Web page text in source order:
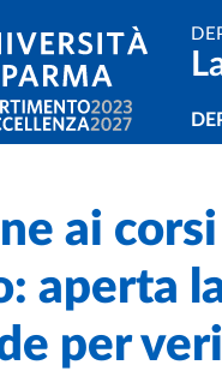
ai
aperta
per